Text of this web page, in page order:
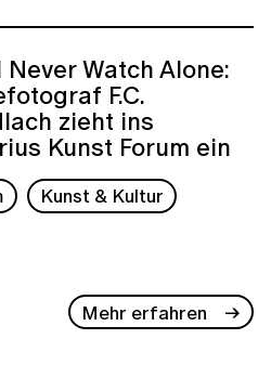
Never Watch Alone:
F.C.
zieht ins
Kunst Forum ein
Kunst & Kultur
Mehr erfahren